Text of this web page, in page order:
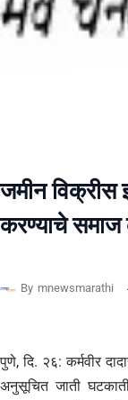
जमीन विक्रीस
करण्याचे समाज
By mnewsmarathi
पुणे, दि. २६: कर्मवीर
अनुसूचित जाती